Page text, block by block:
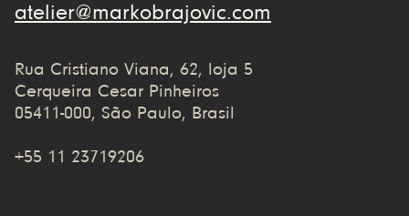
atelier@markobrajovic.com
Rua Cristiano Viana, 62, loja 5
Cerqueira Cesar Pinheiros
05411-000, São Paulo, Brasil
+55 11 23719206